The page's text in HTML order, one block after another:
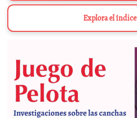
Explora el índice